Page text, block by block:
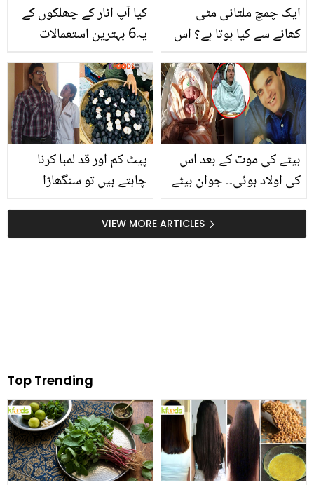
کیا آپ انار کے چھلکوں کے
یہ6 بہترین استعمالات
ایک چمچ ملتانی مٹی
کھانے سے کیا ہوتا ہے؟ اس
فائدے جو ہر کوئی جاننا
چاہے
پیٹ کم اور قد لمبا کرنا
چاہتے ہیں تو سنگھاڑا
پاؤڈر بنا کر استعمال کرنے
کے حیرت انگیز فائدے جو
بیٹے کی موت کے بعد اس
کی اولاد ہوئی۔۔ جوان بیٹے
نہیں! شہید ہونے والے ان
جوانوں کے ماں باپ کی
VIEW MORE ARTICLES
Top Trending